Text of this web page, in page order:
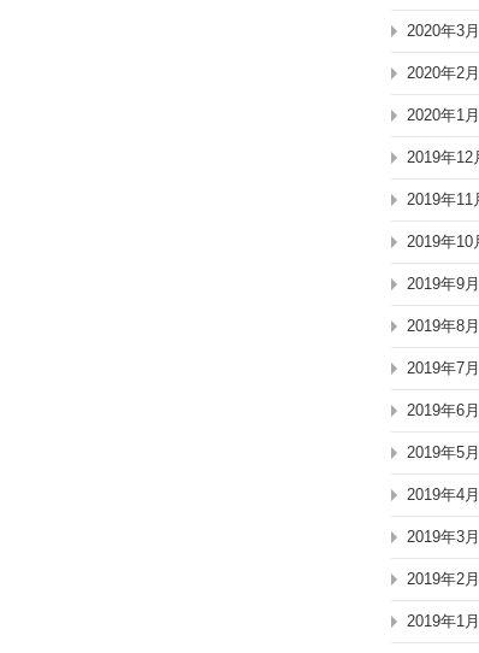
2020年3月
2020年2月
2020年1月
2019年12
2019年11
2019年10
2019年9月
2019年8月
2019年7月
2019年6月
2019年5月
2019年4月
2019年3月
2019年2月
2019年1月